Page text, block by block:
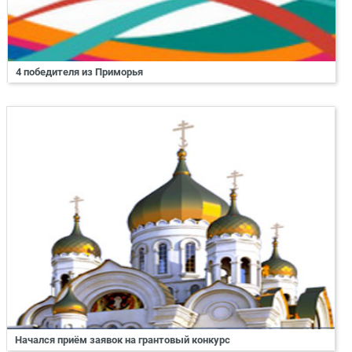
4 победителя из Приморья
Начался приём заявок на грантовый конкурс